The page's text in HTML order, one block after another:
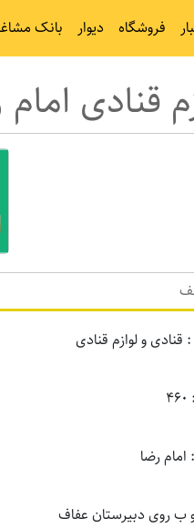
فروشگاه دیوار بانک
قنادی
و لوازم قنادی
امام رضا
ب روی دبیرستان عفاف